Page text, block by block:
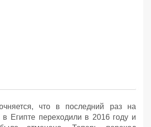
что в последний раз на
в Египте переходили в 2016 году и